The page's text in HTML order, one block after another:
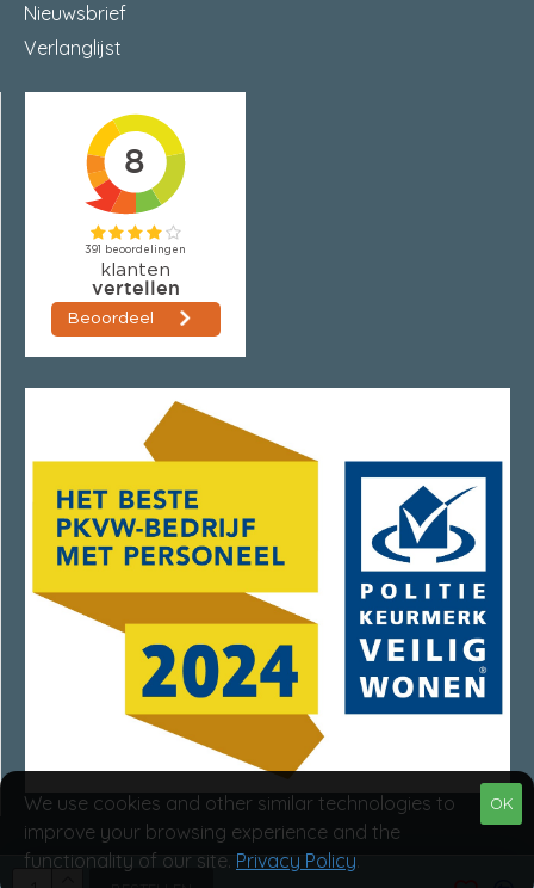
Nieuwsbrief
Verlanglijst
Van Rumpt Specialisten © 2025
OK
We use cookies and other similar technologies to
improve your browsing experience and the
functionality of our site. Privacy Policy.